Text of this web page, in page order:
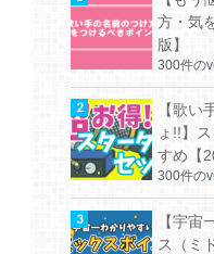
方・気
版】
300件の
【歌い
ょ!!】
すめ【
300件の
【宇宙
ス（ミ